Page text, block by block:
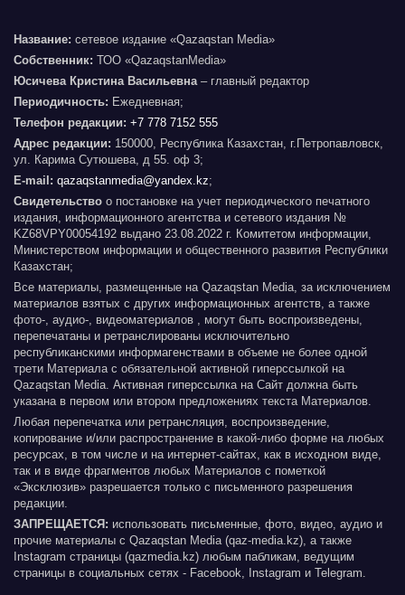
Название: сетевое издание «Qazaqstan Media»
Собственник: ТОО «QazaqstanMedia»
Юсичева Кристина Васильевна – главный редактор
Периодичность: Ежедневная;
Телефон редакции: +7 778 7152 555
Адрес редакции: 150000, Республика Казахстан, г.Петропавловск,
ул. Карима Сутюшева, д 55. оф 3;
E-mail: qazaqstanmedia@yandex.kz;
Свидетельство о постановке на учет периодического печатного
издания, информационного агентства и сетевого издания №
KZ68VPY00054192 выдано 23.08.2022 г. Комитетом информации,
Министерством информации и общественного развития Республики
Казахстан;
Все материалы, размещенные на Qazaqstan Media, за исключением
материалов взятых с других информационных агентств, а также
фото-, аудио-, видеоматериалов , могут быть воспроизведены,
перепечатаны и ретранслированы исключительно
республиканскими информагенствами в объеме не более одной
трети Материала с обязательной активной гиперссылкой на
Qazaqstan Media. Активная гиперссылка на Сайт должна быть
указана в первом или втором предложениях текста Материалов.
Любая перепечатка или ретрансляция, воспроизведение,
копирование и/или распространение в какой-либо форме на любых
ресурсах, в том числе и на интернет-сайтах, как в исходном виде,
так и в виде фрагментов любых Материалов с пометкой
«Эксклюзив» разрешается только с письменного разрешения
редакции.
ЗАПРЕЩАЕТСЯ: использовать письменные, фото, видео, аудио и
прочие материалы с Qazaqstan Media (qaz-media.kz), а также
Instagram страницы (qazmedia.kz) любым пабликам, ведущим
страницы в социальных сетях - Facebook, Instagram и Telegram.